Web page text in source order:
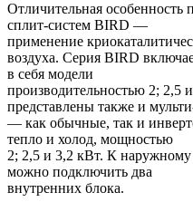
Отличительная особенность
сплит-систем BIRD —
применение
воздуха. Серия BIRD
в себя модели
производительностью 2; 2,5
представлены также и
— как обычные, так и
тепло и холод, мощностью
2; 2,5 и 3,2 кВт. К
можно подключить два
внутренних блока.